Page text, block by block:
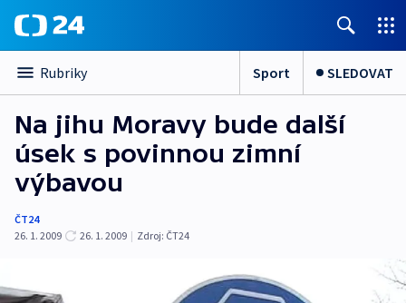
Rubriky Sport SLEDOVAT
Na jihu Moravy bude další
úsek s povinnou zimní
výbavou
ČT24
26. 1. 2009
26. 1. 2009 | Zdroj: ČT24